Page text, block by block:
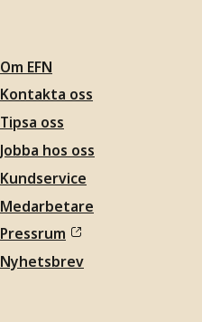
Om EFN
Kontakta oss
Tipsa oss
Jobba hos oss
Kundservice
Medarbetare
Pressrum
Nyhetsbrev